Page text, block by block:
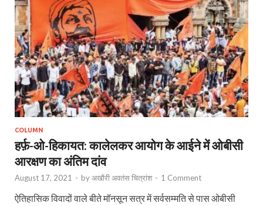
COLUMN
हर्फ़-ओ-हिकायत: कालेलकर आयोग के आईने में ओबीसी
आरक्षण का अंतिम दांव
August 17, 2021 - byअखौरी अवतंस चित्रांश - 1 Comment
ऐतिहासिक विवादों वाले बीते मॉनसून सत्र में सर्वसम्मति से पास ओबीसी